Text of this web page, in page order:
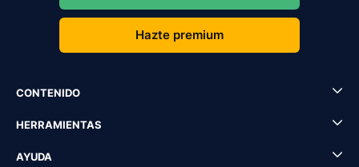
Hazte premium
CONTENIDO
HERRAMIENTAS
AYUDA